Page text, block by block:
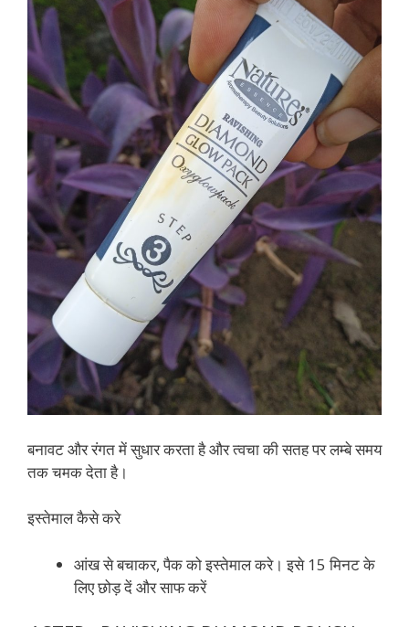
बनावट और रंगत में सुधार करता है और त्वचा की सतह पर लम्बे समय
तक चमक देता है।
इस्तेमाल कैसे करे
आंख से बचाकर, पैक को इस्तेमाल करे। इसे 15 मिनट के
लिए छोड़ दें और साफ करें